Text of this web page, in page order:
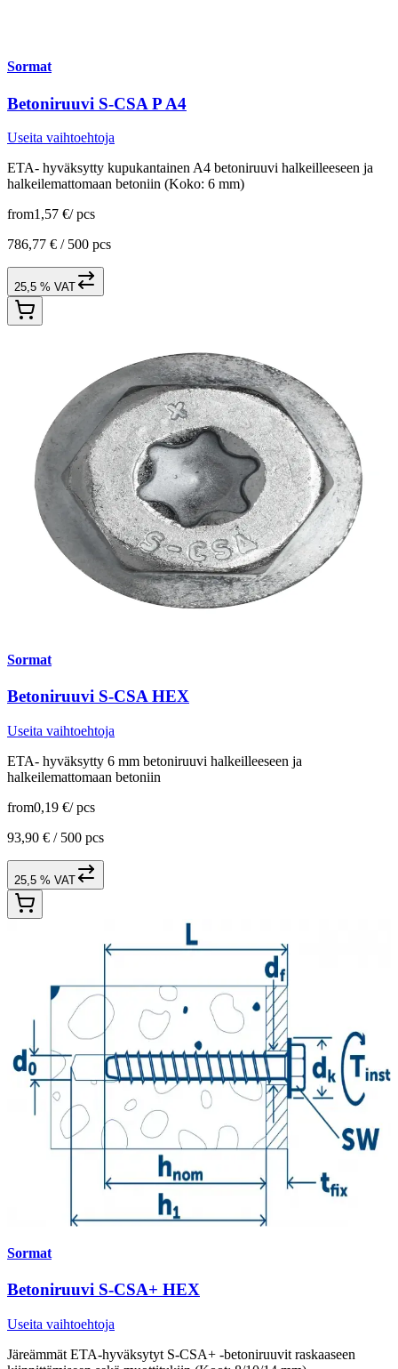
Sormat
Betoniruuvi S-CSA P A4
Useita vaihtoehtoja
ETA- hyväksytty kupukantainen A4 betoniruuvi halkeilleeseen ja
halkeilemattomaan betoniin (Koko: 6 mm)
from1,57 €/ pcs
786,77 € / 500 pcs
25,5 % VAT
Sormat
Betoniruuvi S-CSA HEX
Useita vaihtoehtoja
ETA- hyväksytty 6 mm betoniruuvi halkeilleeseen ja
halkeilemattomaan betoniin
from0,19 €/ pcs
93,90 € / 500 pcs
25,5 % VAT
Sormat
Betoniruuvi S-CSA+ HEX
Useita vaihtoehtoja
Järeämmät ETA-hyväksytyt S-CSA+ -betoniruuvit raskaaseen